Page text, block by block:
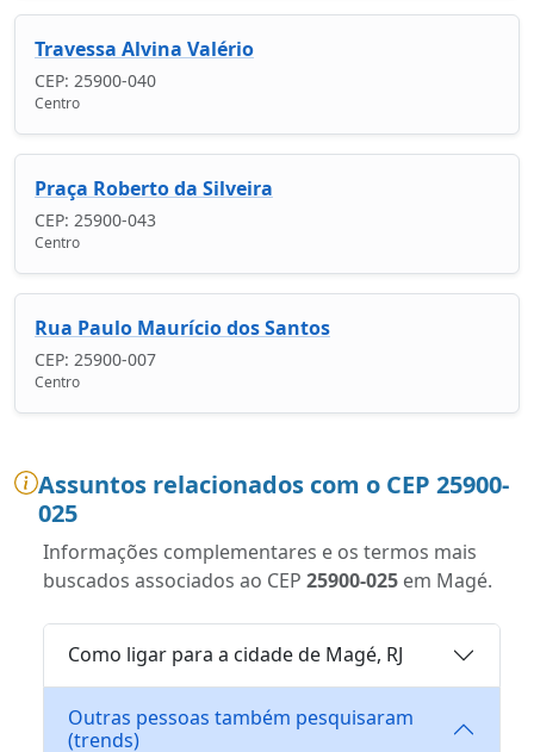
Travessa Alvina Valério
CEP: 25900-040
Centro
Praça Roberto da Silveira
CEP: 25900-043
Centro
Rua Paulo Maurício dos Santos
CEP: 25900-007
Centro
Assuntos relacionados com o CEP 25900-
025
Informações complementares e os termos mais
buscados associados ao CEP 25900-025 em Magé.
Como ligar para a cidade de Magé, RJ
Outras pessoas também pesquisaram
(trends)